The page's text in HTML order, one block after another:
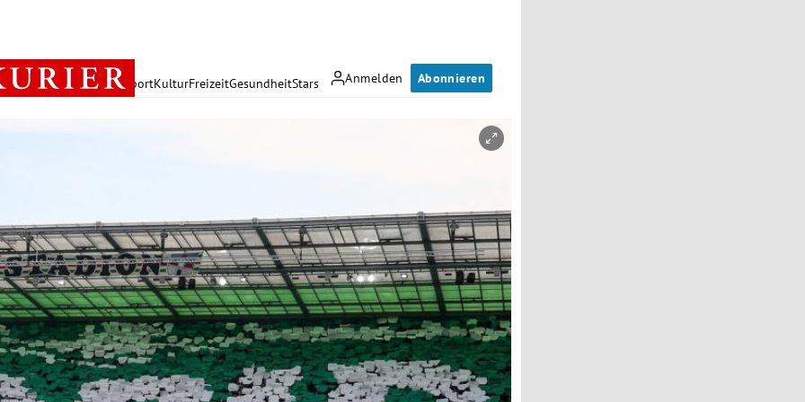
Anmelden Abonnieren
PolitikWirtschaft SportKulturFreizeitGesundheitStars